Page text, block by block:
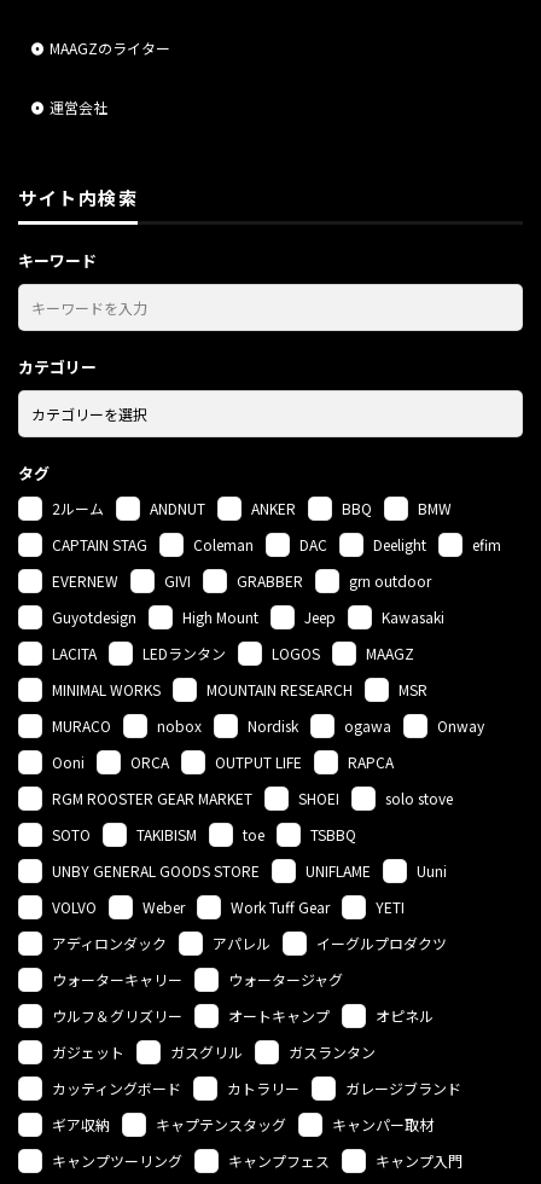
MAAGZのライター
運営会社
サイト内検索
キーワード
カテゴリー
タグ
2ルーム ANDNUT ANKER BBQ
BMW
CAPTAIN STAG
Coleman DAC Deelight
efim
EVERNEW
GIVI GRABBER
grn outdoor
Guyotdesign
High Mount Jeep
Kawasaki
LACITA
LEDランタン LOGOS
MAAGZ
MINIMAL WORKS
MOUNTAIN RESEARCH
MSR
MURACO
nobox Nordisk ogawa
Onway
Ooni
ORCA OUTPUT LIFE
RAPCA
RGM ROOSTER GEAR MARKET
SHOEI
solo stove
SOTO
TAKIBISM toe
TSBBQ
UNBY GENERAL GOODS STORE
UNIFLAME
Uuni
VOLVO
Weber Work Tuff Gear
YETI
アディロンダック
アパレル
イーグルプロダクツ
ウォーターキャリー
ウォータージャグ
ウルフ＆グリズリー
オートキャンプ
オピネル
ガジェット
ガスグリル
ガスランタン
カッティングボード
カトラリー
ガレージブランド
ギア収納
キャプテンスタッグ
キャンパー取材
キャンプツーリング
キャンプフェス
キャンプ入門